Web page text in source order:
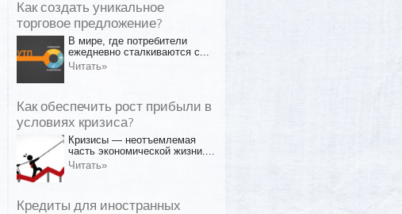
Как создать уникальное
торговое предложение?
В мире, где потребители
ежедневно сталкиваются с...
Читать»
Как обеспечить рост прибыли в
условиях кризиса?
Кризисы — неотъемлемая
часть экономической жизни....
Читать»
Кредиты для иностранных